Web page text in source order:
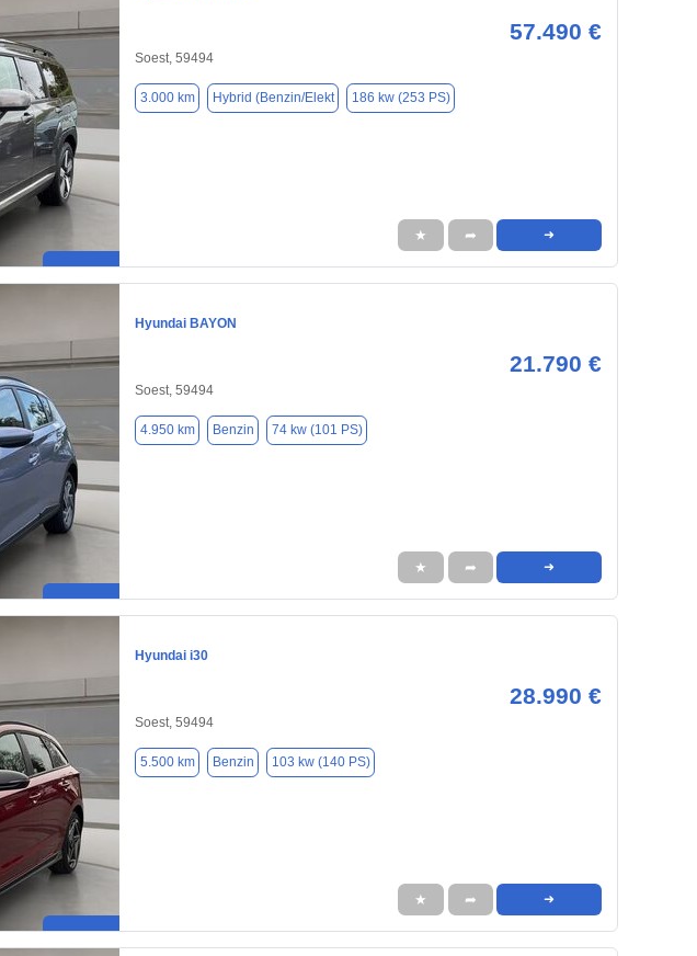
57.490 €
Soest, 59494
3.000 km Hybrid (Benzin/Elekt 186 kw (253 PS)
★ ➦ ➜
Hyundai BAYON
21.790 €
Soest, 59494
4.950 km Benzin 74 kw (101 PS)
★ ➦ ➜
Hyundai i30
28.990 €
Soest, 59494
5.500 km Benzin 103 kw (140 PS)
★ ➦ ➜